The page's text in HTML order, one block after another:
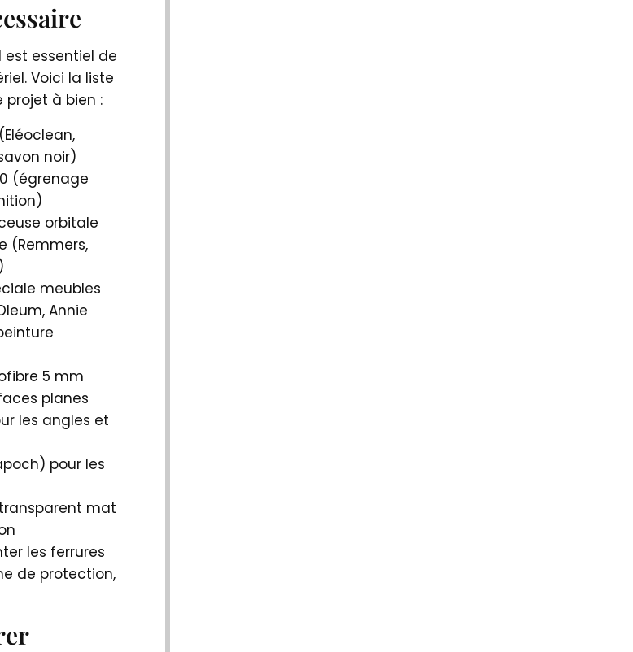
essentiel de
Voici la liste
à bien :
noir)
(égrenage
orbitale
(Remmers,
meubles
Annie
5 mm
planes
les angles et
pour les
mat
les ferrures
de protection,